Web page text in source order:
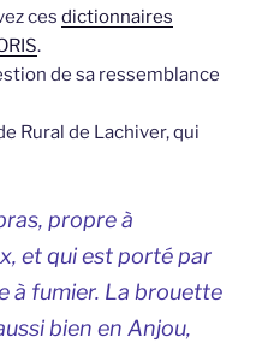
ces dictionnaires
.
de sa ressemblance
Rural de Lachiver, qui
propre à
et qui est porté par
à fumier. La brouette
bien en Anjou,